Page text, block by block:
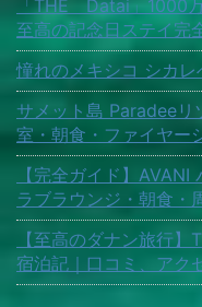
「THE Datai」1000
至高の記念日ステイ完
憧れのメキシコ シカレ
サメット島 Paradeeリ
室・朝食・ファイヤー
【完全ガイド】
ラブラウンジ・朝食・
【至高のダナン旅行
宿泊記｜口コミ、アク